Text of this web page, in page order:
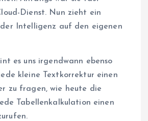
Dienst. Nun zieht ein
Intelligenz auf den eigenen
es uns irgendwann ebenso
kleine Textkorrektur einen
zu fragen, wie heute die
Tabellenkalkulation einen